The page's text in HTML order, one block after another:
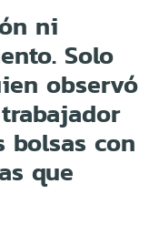
ni
Solo
observó
bolsas con
que